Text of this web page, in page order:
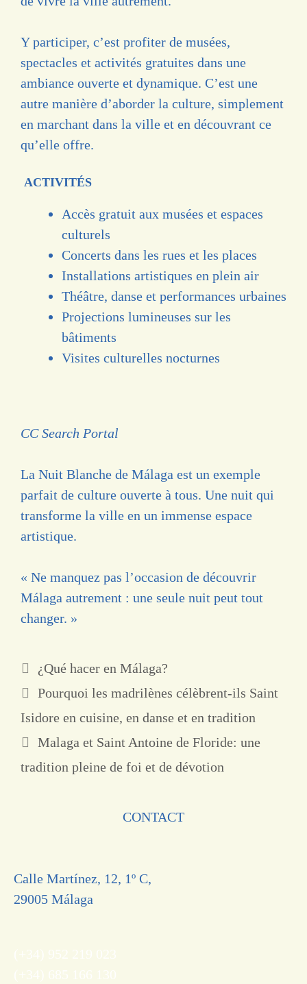
Y participer, c’est profiter de musées,
spectacles et activités gratuites dans une
ambiance ouverte et dynamique. C’est une
autre manière d’aborder la culture, simplement
en marchant dans la ville et en découvrant ce
qu’elle offre.
ACTIVITÉS
Accès gratuit aux musées et espaces
culturels
Concerts dans les rues et les places
Installations artistiques en plein air
Théâtre, danse et performances urbaines
Projections lumineuses sur les
bâtiments
Visites culturelles nocturnes
CC Search Portal
La Nuit Blanche de Málaga est un exemple
parfait de culture ouverte à tous. Une nuit qui
transforme la ville en un immense espace
artistique.
« Ne manquez pas l’occasion de découvrir
Málaga autrement : une seule nuit peut tout
changer. »
¿Qué hacer en Málaga?
Pourquoi les madrilènes célèbrent-ils Saint
Isidore en cuisine, en danse et en tradition
Malaga et Saint Antoine de Floride: une
tradition pleine de foi et de dévotion
CONTACT
Calle Martínez, 12, 1º C,
29005 Málaga